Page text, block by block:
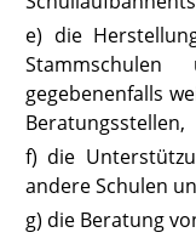
e) die
gegebenenfalls
Beratungsstellen,
f) die
andere Schulen
g) die Beratung